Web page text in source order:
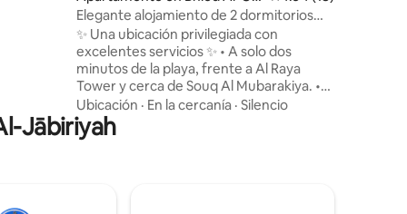
r
Elegante alojamiento de 2 dormitorios
con jacuzzi privado
✨ Una ubicación privilegiada con
excelentes servicios ✨ • A solo dos
minutos de la playa, frente a Al Raya
Tower y cerca de Souq Al Mubarakiya. •
Jacuzzi en la sala de estar. • Rincón de
café totalmente equipado. • Camas muy
cómodas. • Zona tranquila perfecta para
Ubicación · En la cercanía · Silencio
Jābiriyah